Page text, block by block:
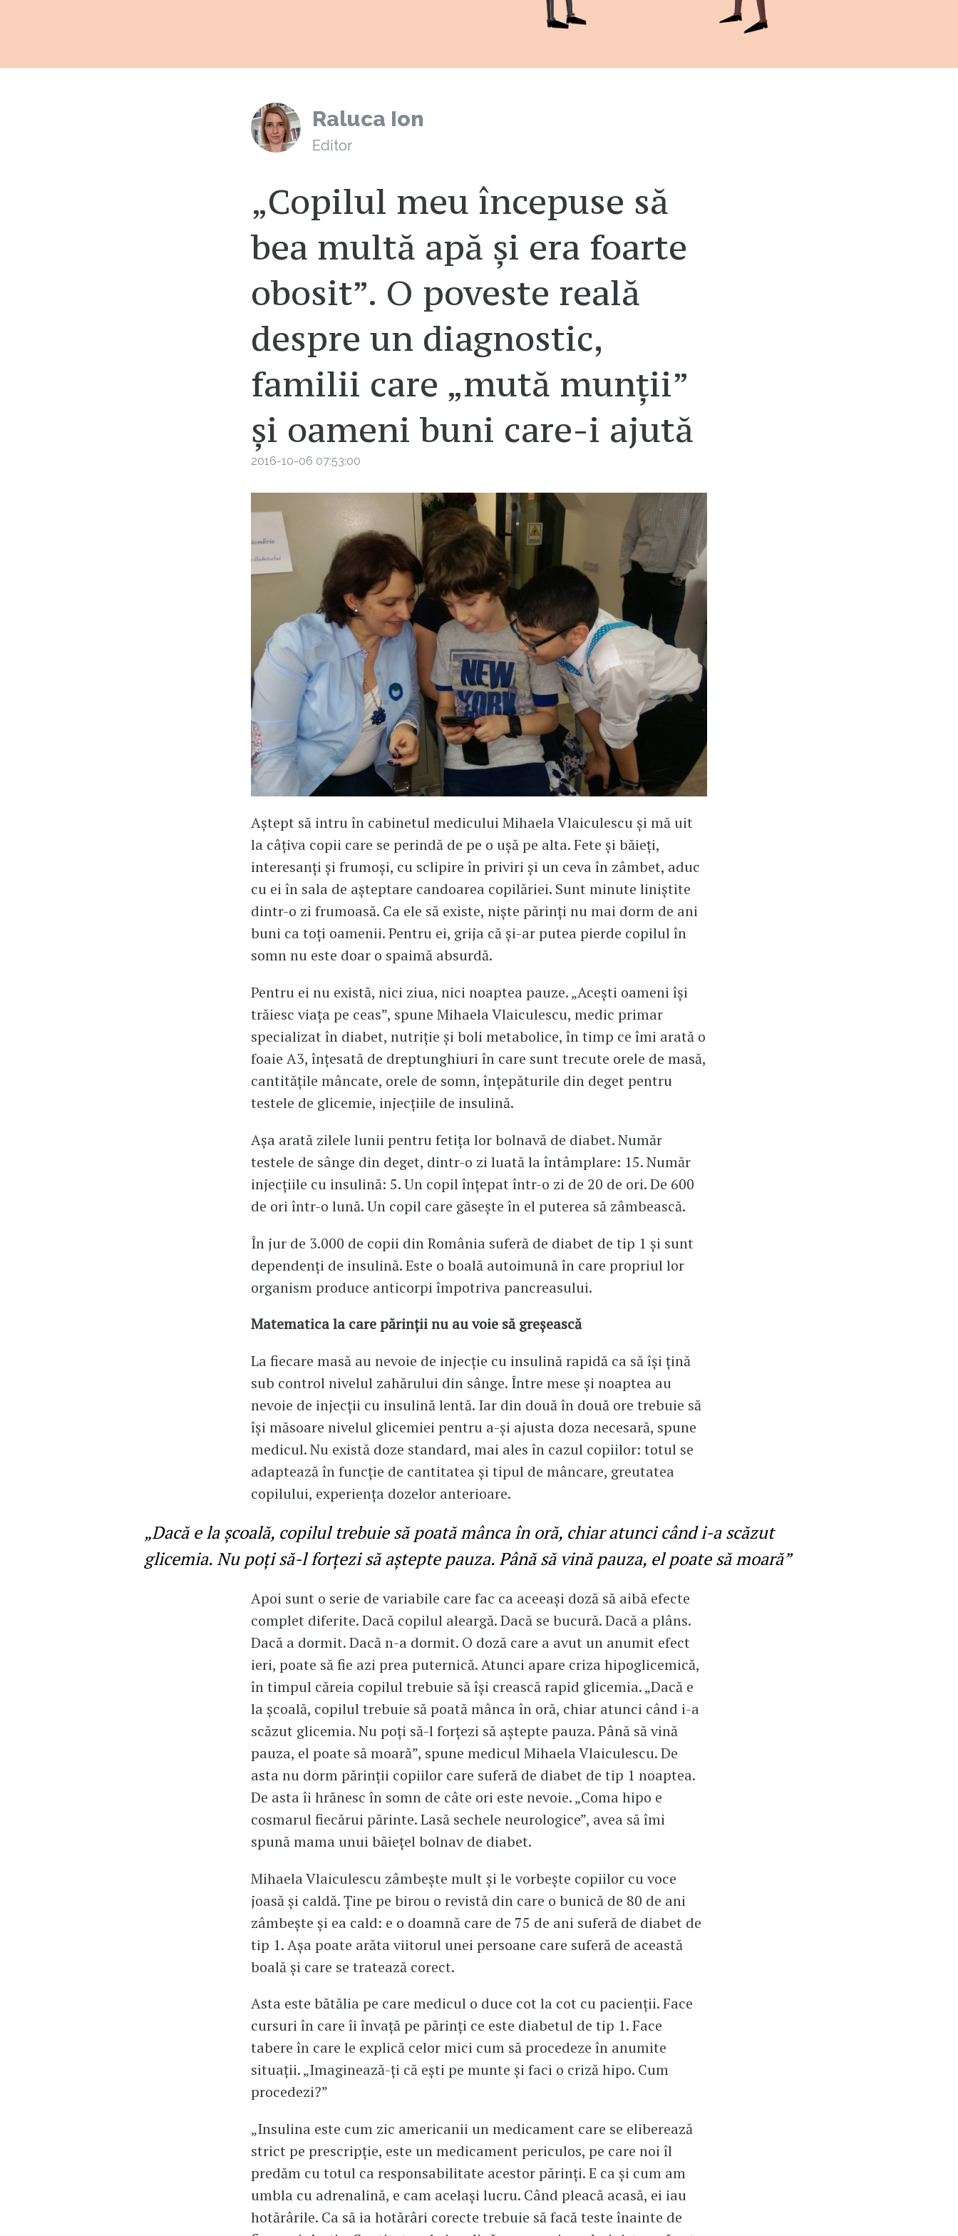
Raluca Ion
Editor
„Copilul meu începuse să
bea multă apă și era foarte
obosit”. O poveste reală
despre un diagnostic,
familii care „mută munții”
și oameni buni care-i ajută
2016-10-06 07:53:00
Aștept să intru în cabinetul medicului Mihaela Vlaiculescu și mă uit
la câțiva copii care se perindă de pe o ușă pe alta. Fete și băieți,
interesanți și frumoși, cu sclipire în priviri și un ceva în zâmbet, aduc
cu ei în sala de așteptare candoarea copilăriei. Sunt minute liniștite
dintr-o zi frumoasă. Ca ele să existe, niște părinți nu mai dorm de ani
buni ca toți oamenii. Pentru ei, grija că și-ar putea pierde copilul în
somn nu este doar o spaimă absurdă.
Pentru ei nu există, nici ziua, nici noaptea pauze. „Acești oameni își
trăiesc viața pe ceas”, spune Mihaela Vlaiculescu, medic primar
specializat în diabet, nutriție și boli metabolice, în timp ce îmi arată o
foaie A3, înțesată de dreptunghiuri în care sunt trecute orele de masă,
cantitățile mâncate, orele de somn, înțepăturile din deget pentru
testele de glicemie, injecțiile de insulină.
Așa arată zilele lunii pentru fetița lor bolnavă de diabet. Număr
testele de sânge din deget, dintr-o zi luată la întâmplare: 15. Număr
injecțiile cu insulină: 5. Un copil înțepat într-o zi de 20 de ori. De 600
de ori într-o lună. Un copil care găsește în el puterea să zâmbească.
În jur de 3.000 de copii din România suferă de diabet de tip 1 și sunt
dependenți de insulină. Este o boală autoimună în care propriul lor
organism produce anticorpi împotriva pancreasului.
Matematica la care părinții nu au voie să greșească
La fiecare masă au nevoie de injecție cu insulină rapidă ca să își țină
sub control nivelul zahărului din sânge. Între mese și noaptea au
nevoie de injecții cu insulină lentă. Iar din două în două ore trebuie să
își măsoare nivelul glicemiei pentru a-și ajusta doza necesară, spune
medicul. Nu există doze standard, mai ales în cazul copiilor: totul se
adaptează în funcție de cantitatea și tipul de mâncare, greutatea
copilului, experiența dozelor anterioare.
„Dacă e la școală, copilul trebuie să poată mânca în oră, chiar atunci când i-a scăzut
glicemia. Nu poți să-l forțezi să aștepte pauza. Până să vină pauza, el poate să moară”
Apoi sunt o serie de variabile care fac ca aceeași doză să aibă efecte
complet diferite. Dacă copilul aleargă. Dacă se bucură. Dacă a plâns.
Dacă a dormit. Dacă n-a dormit. O doză care a avut un anumit efect
ieri, poate să fie azi prea puternică. Atunci apare criza hipoglicemică,
în timpul căreia copilul trebuie să își crească rapid glicemia. „Dacă e
la școală, copilul trebuie să poată mânca în oră, chiar atunci când i-a
scăzut glicemia. Nu poți să-l forțezi să aștepte pauza. Până să vină
pauza, el poate să moară”, spune medicul Mihaela Vlaiculescu. De
asta nu dorm părinții copiilor care suferă de diabet de tip 1 noaptea.
De asta îi hrănesc în somn de câte ori este nevoie. „Coma hipo e
cosmarul fiecărui părinte. Lasă sechele neurologice”, avea să îmi
spună mama unui băiețel bolnav de diabet.
Mihaela Vlaiculescu zâmbește mult și le vorbește copiilor cu voce
joasă și caldă. Ține pe birou o revistă din care o bunică de 80 de ani
zâmbește și ea cald: e o doamnă care de 75 de ani suferă de diabet de
tip 1. Așa poate arăta viitorul unei persoane care suferă de această
boală și care se tratează corect.
Asta este bătălia pe care medicul o duce cot la cot cu pacienții. Face
cursuri în care îi învață pe părinți ce este diabetul de tip 1. Face
tabere în care le explică celor mici cum să procedeze în anumite
situații. „Imaginează-ți că ești pe munte și faci o criză hipo. Cum
procedezi?”
„Insulina este cum zic americanii un medicament care se eliberează
strict pe prescripție, este un medicament periculos, pe care noi îl
predăm cu totul ca responsabilitate acestor părinți. E ca și cum am
umbla cu adrenalină, e cam același lucru. Când pleacă acasă, ei iau
hotărârile. Ca să ia hotărâri corecte trebuie să facă teste înainte de